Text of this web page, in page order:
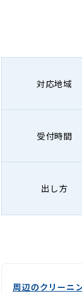
対応地域
受付時間
出し方
周辺のクリーニ